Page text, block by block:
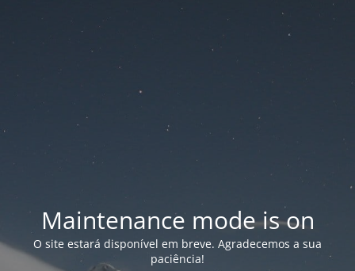
Maintenance mode is on
O site estará disponível em breve. Agradecemos a sua
paciência!